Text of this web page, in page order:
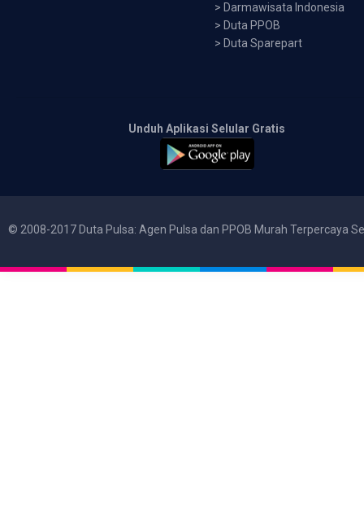
> Darmawisata Indonesia
> Duta PPOB
> Duta Sparepart
Unduh Aplikasi Selular Gratis
© 2008-2017 Duta Pulsa: Agen Pulsa dan PPOB Murah Terpercaya